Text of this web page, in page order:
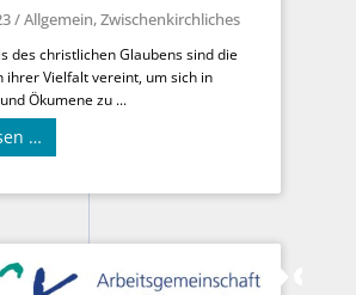
/Allgemein,Zwischenkirchliches
des christlichen Glaubens sind die
ihrer Vielfalt vereint, um sich in
Ökumene zu ...
…